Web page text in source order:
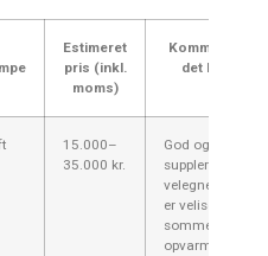
Estimeret
pris (inkl.
moms)
Kommentar —
det betyder
15.000–
35.000 kr.
God og billig
supplerende
velegnet hvis
er velisoleret og
sommerhus-
opvarmning er